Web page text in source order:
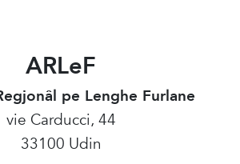
ARLeF
pe Lenghe Furlane
vie Carducci, 44
33100 Udin